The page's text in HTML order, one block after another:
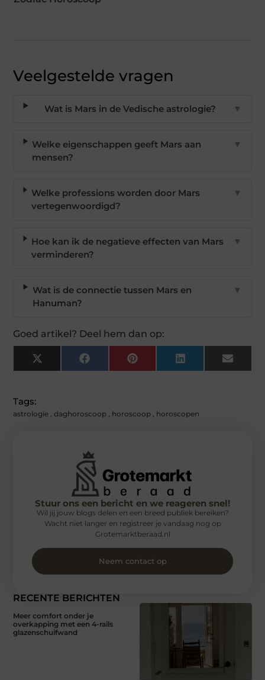
Veelgestelde vragen
Wat is Mars in de Vedische astrologie? ▼
Welke eigenschappen geeft Mars aan
mensen?
▼
Welke professions worden door Mars
vertegenwoordigd?
▼
Hoe kan ik de negatieve effecten van Mars
verminderen?
▼
Wat is de connectie tussen Mars en
Hanuman?
▼
Goed artikel? Deel hem dan op:
X
(Twitter)
FacebookPinterest LinkedIn Email
Tags:
astrologie ,daghoroscoop , horoscoop , horoscopen
RECENTE BERICHTEN
Meer comfort onder je
overkapping met een 4-rails
glazenschuifwand
Stuur ons een bericht en we reageren snel!
Wil jij jouw blogs delen en een breed publiek bereiken?
Wacht niet langer en registreer je vandaag nog op
Grotemarktberaad.nl
Neem contact op